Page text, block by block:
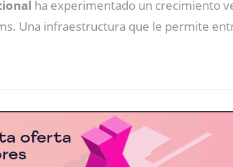
ha experimentado un crecimiento
Una infraestructura que le permite